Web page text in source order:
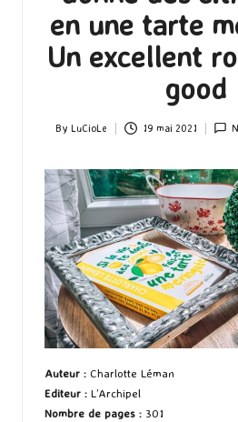
en une tarte
Un excellent
good
Posted
By LuCioLe 19 mai 2021
Auteur : Charlotte Léman
Editeur : L’Archipel
Nombre de pages : 301